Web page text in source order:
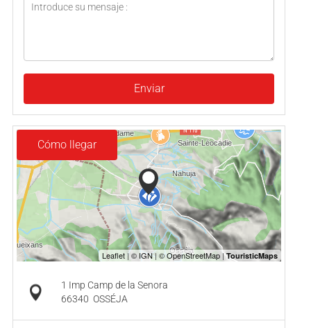
Enviar
Cómo llegar
1 Imp Camp de la Senora
66340 OSSÉJA